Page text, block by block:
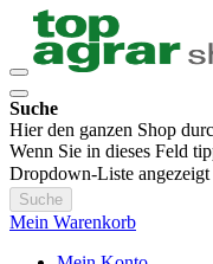
Suche
Hier den ganzen Shop
Wenn Sie in dieses Feld
Dropdown-Liste angezeigt
Suche
Mein Warenkorb